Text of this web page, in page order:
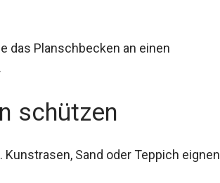
das Planschbecken an einen
schützen
Sand oder Teppich eignen